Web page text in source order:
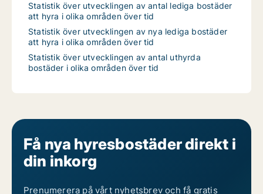
Statistik över utvecklingen av antal lediga bostäder
att hyra i olika områden över tid
Statistik över utvecklingen av nya lediga bostäder
att hyra i olika områden över tid
Statistik över utvecklingen av antal uthyrda
bostäder i olika områden över tid
Få nya hyresbostäder direkt i
din inkorg
Prenumerera på vårt nyhetsbrev och få gratis